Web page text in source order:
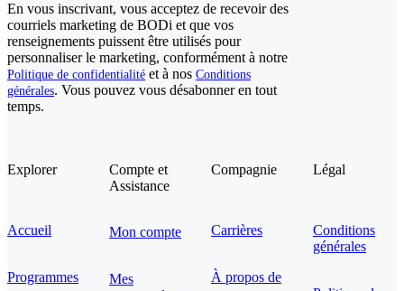
Explorer
Accueil
Programmes
Compte et
Assistance
Mon compte
Mes
Compagnie
Carrières
À propos de
Légal
Conditions
générales
En vous inscrivant, vous acceptez de recevoir des
courriels marketing de BODi et que vos
renseignements puissent être utilisés pour
personnaliser le marketing, conformément à notre
Politique de confidentialité et à nos Conditions
générales. Vous pouvez vous désabonner en tout
temps.